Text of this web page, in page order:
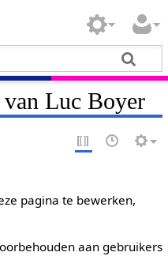
Luc Boyer
pagina te bewerken,
aan gebruikers